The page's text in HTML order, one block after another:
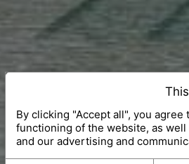
By clicking "Accept all", you
functioning of the website, as
and our advertising and